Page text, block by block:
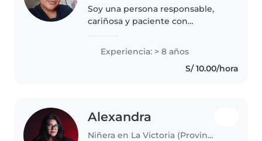
Soy una persona responsable,
cariñosa y paciente con
niños. Me gusta brindar un
ambiente seguro, tranquilo y
lleno de confianza para que los
Experiencia: > 8 años
S/ 10.00/hora
Alexandra
Niñera en La Victoria (Provincia de Chiclayo)